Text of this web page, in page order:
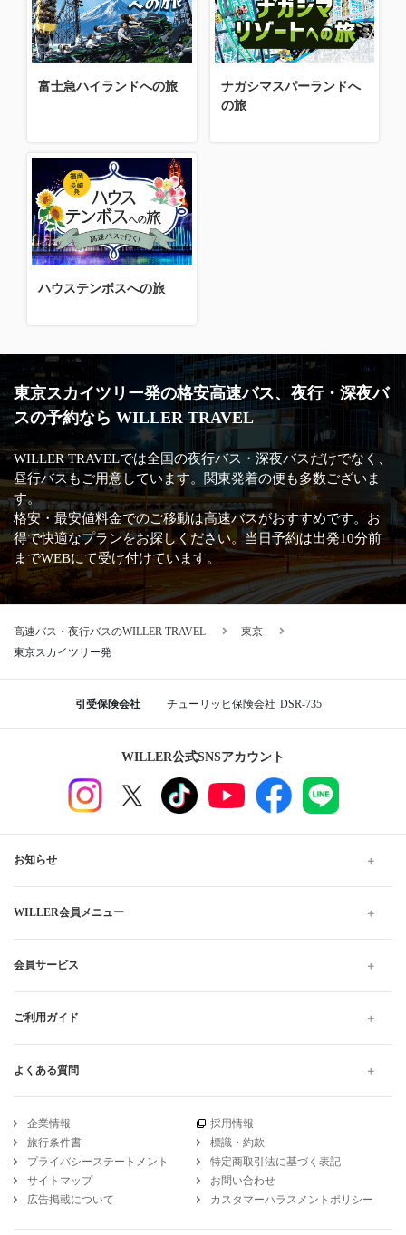
富士急ハイランドへの旅
ナガシマスパーランドへ
の旅
ハウステンボスへの旅
東京スカイツリー発の格安高速バス、夜行・深夜バ
スの予約なら WILLER TRAVEL
WILLER TRAVELでは全国の夜行バス・深夜バスだけでなく、
昼行バスもご用意しています。関東発着の便も多数ございま
す。
格安・最安値料金でのご移動は高速バスがおすすめです。お
得で快適なプランをお探しください。当日予約は出発10分前
までWEBにて受け付けています。
高速バス・夜行バスのWILLER TRAVEL
東京
東京スカイツリー発
引受保険会社 チューリッヒ保険会社 DSR-735
WILLER公式SNSアカウント
お知らせ
WILLER会員メニュー
会員サービス
ご利用ガイド
よくある質問
企業情報
採用情報
旅行条件書
標識・約款
プライバシーステートメント
特定商取引法に基づく表記
サイトマップ
お問い合わせ
広告掲載について
カスタマーハラスメントポリシー